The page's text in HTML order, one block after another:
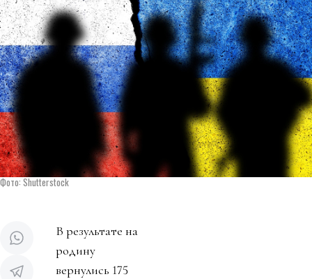
Фото: Shutterstock
В результате на
родину
вернулись 175